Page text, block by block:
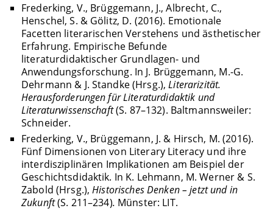
Frederking, V., Brüggemann, J., Albrecht, C.,
Henschel, S. & Gölitz, D. (2016). Emotionale
Facetten literarischen Verstehens und ästhetischer
Erfahrung. Empirische Befunde
literaturdidaktischer Grundlagen- und
Anwendungsforschung. In J. Brüggemann, M.-G.
Dehrmann & J. Standke (Hrsg.),Literarizität.
Herausforderungen für Literaturdidaktik und
Literaturwissenschaft(S. 87–132). Baltmannsweiler:
Schneider.
Frederking, V., Brüggemann, J. & Hirsch, M. (2016).
Fünf Dimensionen von Literary Literacy und ihre
interdisziplinären Implikationen am Beispiel der
Geschichtsdidaktik. In K. Lehmann, M. Werner & S.
Zabold (Hrsg.),Historisches Denken – jetzt und in
Zukunft(S. 211–234). Münster: LIT.